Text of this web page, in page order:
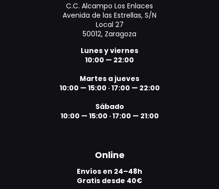
C.C. Alcampo Los Enlaces
Avenida de las Estrellas, S/N
Local 27
50012, Zaragoza
Lunes y viernes
10:00 — 22:00
Martes a jueves
10:00 — 15:00 ·17:00 — 22:00
Sábado
10:00 — 15:00 ·17:00 — 21:00
Online
Envíos en 24–48h
Gratis desde 40€